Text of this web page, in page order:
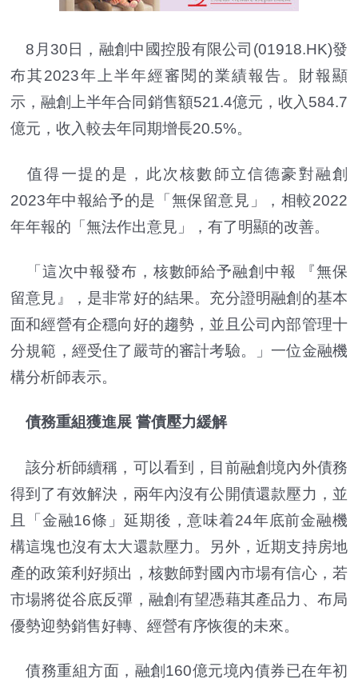
8月30日，融創中國控股有限公司(01918.HK)發
布其2023年上半年經審閱的業績報告。財報顯
示，融創上半年合同銷售額521.4億元，收入584.7
億元，收入較去年同期增長20.5%。
值得一提的是，此次核數師立信德豪對融創
2023年中報給予的是「無保留意見」，相較2022
年年報的「無法作出意見」，有了明顯的改善。
「這次中報發布，核數師給予融創中報 『無保
留意見』，是非常好的結果。充分證明融創的基本
面和經營有企穩向好的趨勢，並且公司內部管理十
分規範，經受住了嚴苛的審計考驗。」一位金融機
構分析師表示。
債務重組獲進展 嘗債壓力緩解
該分析師續稱，可以看到，目前融創境內外債務
得到了有效解決，兩年內沒有公開債還款壓力，並
且「金融16條」延期後，意味着24年底前金融機
構這塊也沒有太大還款壓力。另外，近期支持房地
產的政策利好頻出，核數師對國內市場有信心，若
市場將從谷底反彈，融創有望憑藉其產品力、布局
優勢迎勢銷售好轉、經營有序恢復的未來。
債務重組方面，融創160億元境內債券已在年初